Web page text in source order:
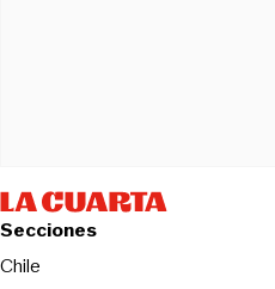
Secciones
Chile